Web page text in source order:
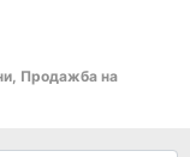
Продажба на